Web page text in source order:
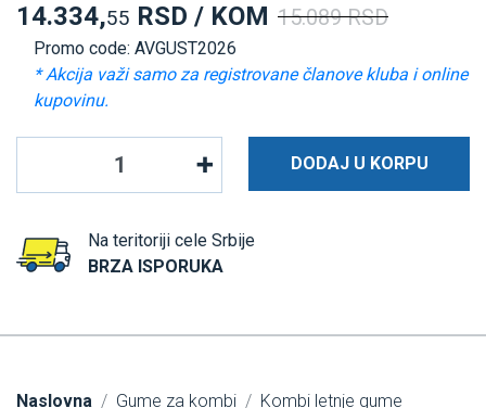
14.334,55 RSD / KOM 15.089 RSD
Promo code: AVGUST2026
* Akcija važi samo za registrovane članove kluba i online
kupovinu.
DODAJ U KORPU
Na teritoriji cele Srbije
BRZA ISPORUKA
Naslovna Gume za kombi
Kombi letnje gume